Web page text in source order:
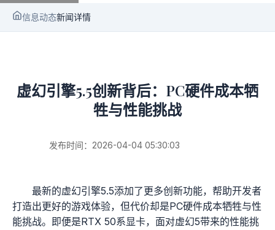
信息动态新闻详情
虚幻引擎5.5创新背后：PC硬件成本牺
牲与性能挑战
发布时间：2026-04-04 05:30:03
最新的虚幻引擎5.5添加了更多创新功能，帮助开发者
打造出更好的游戏体验，但代价却是PC硬件成本牺牲与性
能挑战。即便是RTX 50系显卡，面对虚幻5带来的性能挑